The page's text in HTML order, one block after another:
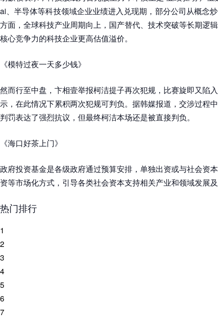
ai、半导体等科技领域企业业绩进入兑现期，部分公司从概念
方面，全球科技产业周期向上，国产替代、技术突破等长期逻
核心竞争力的科技企业更高估值溢价。
《模特过夜一天多少钱》
然而行至中盘，卞相壹举报柯洁提子再次犯规，比赛旋即又陷
示，在此情况下累积两次犯规可判负。据韩媒报道，交涉过程
判罚表达了强烈抗议，但最终柯洁本场还是被直接判负。
《海口好茶上门》
政府投资基金是各级政府通过预算安排，单独出资或与社会资
资等市场化方式，引导各类社会资本支持相关产业和领域发展
热门排行
1
2
3
4
5
6
7